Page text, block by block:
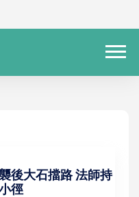
後大石擋路 法師持
徑